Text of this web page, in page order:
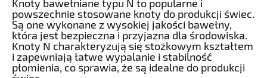
Knoty bawełniane typu N to popularne i
powszechnie stosowane knoty do produkcji świec.
Są one wykonane z wysokiej jakości bawełny,
która jest bezpieczna i przyjazna dla środowiska.
Knoty N charakteryzują się stożkowym kształtem
i zapewniają łatwe wypalanie i stabilność
płomienia, co sprawia, że są idealne do produkcji